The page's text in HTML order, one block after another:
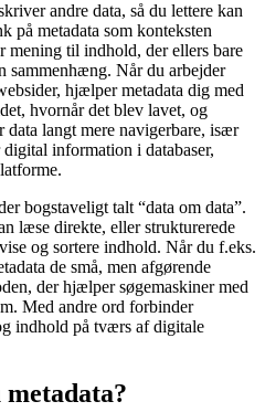
andre data, så du lettere kan
på metadata som konteksten
mening til indhold, der ellers bare
sammenhæng. Når du arbejder
hjælper metadata dig med
hvornår det blev lavet, og
data langt mere navigerbare, især
information i databaser,
bogstaveligt talt “data om data”.
læse direkte, eller strukturerede
og sortere indhold. Når du f.eks.
de små, men afgørende
der hjælper søgemaskiner med
Med andre ord forbinder
indhold på tværs af digitale